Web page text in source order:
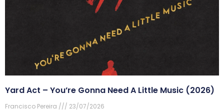
Yard Act – You’re Gonna Need A Little Music (2026)
Francisco Pereira 23/07/2026